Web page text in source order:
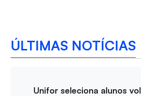
ÚLTIMAS NOTÍCIAS
Unifor seleciona alunos